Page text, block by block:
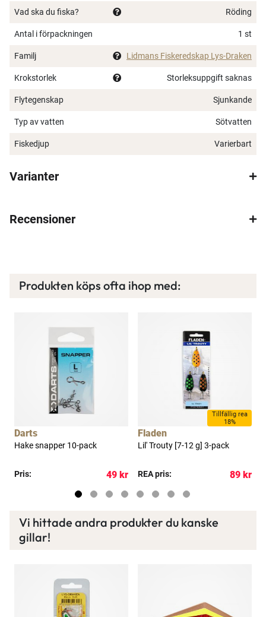
varje månad och mycket mer. Spara tusenlappar
×
Vad ska du fiska? Röding
Antal i förpackningen 1 st
Familj Lidmans Fiskeredskap Lys-Draken
Krokstorlek Storleksuppgift saknas
Flytegenskap Sjunkande
Typ av vatten Sötvatten
Fiskedjup Varierbart
Varianter
Recensioner
Produkten köps ofta ihop med:
Darts
Hake snapper 10-pack
Pris: 49 kr
Tillfällig rea
18%
Fladen
Lil' Trouty [7-12 g] 3-pack
REA pris: 89 kr
Vi hittade andra produkter du kanske
gillar!